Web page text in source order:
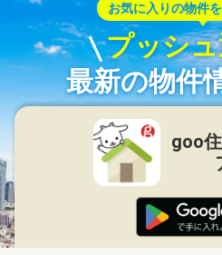
お気に入りの物件
プッシ
最新の物件
goo